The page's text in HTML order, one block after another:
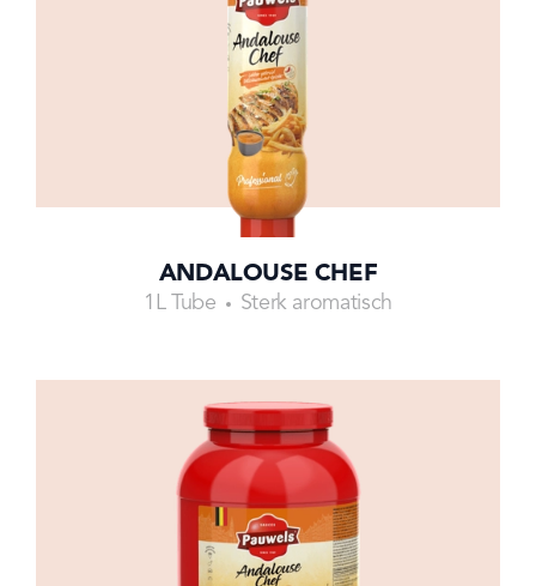
ANDALOUSE CHEF
1L Tube Sterk aromatisch